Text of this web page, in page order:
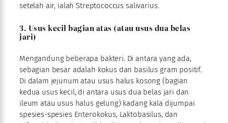
setelah air, ialah Streptococcus salivarius.
3. Usus kecil bagian atas (atau usus dua belas
jari)
Mengandung beberapa bakteri. Di antara yang ada,
sebagian besar adalah kokus dan basilus gram positif.
Di dalam jejunum atau usus halus kosong (bagian
kedua usus kecil, di antara usus dua belas jari dan
ileum atau usus halus gelung) kadang kala dijumpai
spesies-spesies Enterokokus, Laktobasilus, dan